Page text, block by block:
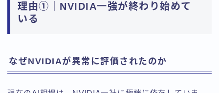
理由①｜NVIDIA一強が終わり始めて
いる
なぜNVIDIAが異常に評価されたのか